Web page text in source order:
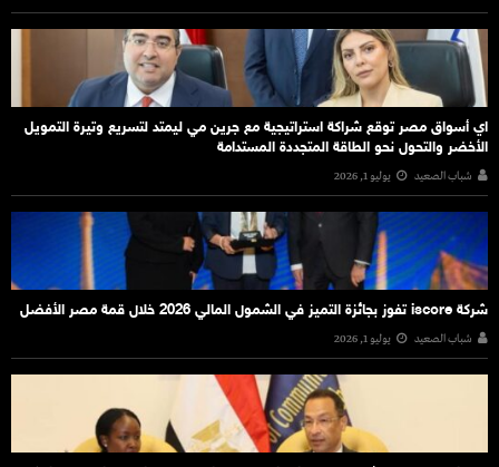
اي أسواق مصر توقع شراكة استراتيجية مع جرين مي ليمتد لتسريع وتيرة التمويل
الأخضر والتحول نحو الطاقة المتجددة المستدامة
شباب الصعيد يوليو 1, 2026
شركة iscore تفوز بجائزة التميز في الشمول المالي 2026 خلال قمة مصر الأفضل
شباب الصعيد يوليو 1, 2026